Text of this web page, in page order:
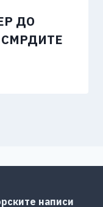
ДО
написи